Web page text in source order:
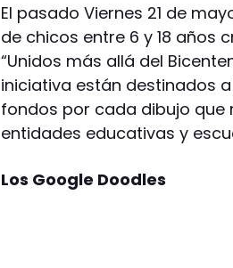
El pasado Viernes 21 de
de chicos entre 6 y 18 años
“Unidos más allá del
iniciativa están destinados
fondos por cada dibujo que
entidades educativas y
Los Google Doodles